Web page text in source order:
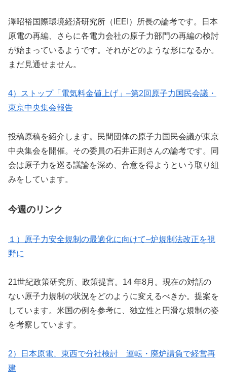
澤昭裕国際環境経済研究所（IEEI）所長の論考です。日本
原電の再編、さらに各電力会社の原子力部門の再編の検討
が始まっているようです。それがどのような形になるか。
まだ見通せません。
4）ストップ「電気料金値上げ」–第2回原子力国民会議・
東京中央集会報告
投稿原稿を紹介します。民間団体の原子力国民会議が東京
中央集会を開催。その委員の石井正則さんの論考です。同
会は原子力を巡る議論を深め、合意を得ようという取り組
みをしています。
今週のリンク
１）原子力安全規制の最適化に向けて–炉規制法改正を視
野に
21世紀政策研究所、政策提言。14 年8月。現在の対話の
ない原子力規制の状況をどのように変えるべきか。提案を
しています。米国の例を参考に、独立性と円滑な規制の姿
を考察しています。
2）日本原電、東西で分社検討 運転・廃炉請負で経営再
建